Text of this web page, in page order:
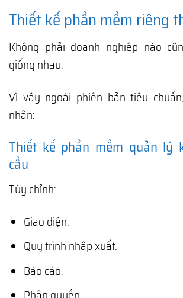
Thiết kế phần mềm riêng
Không phải doanh nghiệp nào
giống nhau.
Vì vậy ngoài phiên bản tiêu
nhận:
Thiết kế phần mềm quản lý
cầu
Tùy chỉnh:
Giao diện.
Quy trình nhập xuất.
Báo cáo.